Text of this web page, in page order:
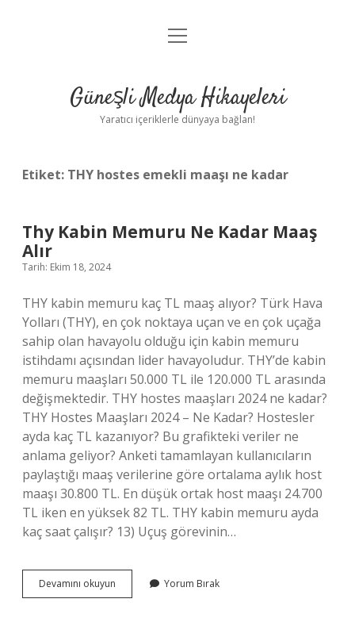
Anasayfa
Yasal Uyarı
menüyü
Güneşli Medya Hikayeleri
Yaratıcı içeriklerle dünyaya bağlan!
Etiket: THY hostes emekli maaşı ne kadar
Thy Kabin Memuru Ne Kadar Maaş
Alır
Tarih: Ekim 18, 2024
THY kabin memuru kaç TL maaş alıyor? Türk Hava
Yolları (THY), en çok noktaya uçan ve en çok uçağa
sahip olan havayolu olduğu için kabin memuru
istihdamı açısından lider havayoludur. THY’de kabin
memuru maaşları 50.000 TL ile 120.000 TL arasında
değişmektedir. THY hostes maaşları 2024 ne kadar?
THY Hostes Maaşları 2024 – Ne Kadar? Hostesler
ayda kaç TL kazanıyor? Bu grafikteki veriler ne
anlama geliyor? Anketi tamamlayan kullanıcıların
paylaştığı maaş verilerine göre ortalama aylık host
maaşı 30.800 TL. En düşük ortak host maaşı 24.700
TL iken en yüksek 82 TL. THY kabin memuru ayda
kaç saat çalışır? 13) Uçuş görevinin…
Devamını okuyun
Kabin
Yorum Bırak